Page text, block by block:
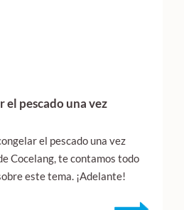
el pescado una vez
el pescado una vez
Cocelang, te contamos todo
este tema. ¡Adelante!